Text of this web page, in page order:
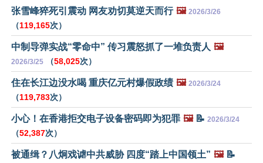
张雪峰猝死引震动 网友劝切莫逆天而行 🖼️ 2026/3/26
（119,165次）
中制导弹实战“零命中” 传习震怒抓了一堆负责人 🖼️
2026/3/25 （58,025次）
住在长江边没水喝 重庆亿元村爆假政绩 🖼️ 2026/3/24
（119,783次）
小心！在香港拒交电子设备密码即为犯罪 🖼️📝 2026/3/24
（52,387次）
被通缉？八炯戏谑中共威胁 四度“踏上中国领土” 🖼️📝